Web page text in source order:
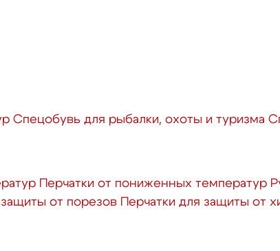
Спецобувь для рыбалки, охоты и туризма
Перчатки от пониженных температур
от порезов Перчатки для защиты от